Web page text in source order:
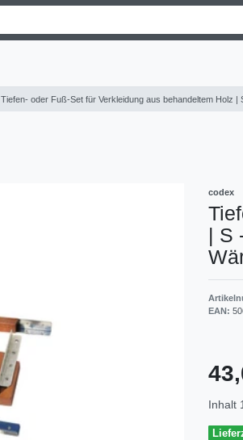
Tiefen- oder Fuß-Set für Verkleidung aus behandeltem Holz
codex
| S
EAN:
Inhalt 1